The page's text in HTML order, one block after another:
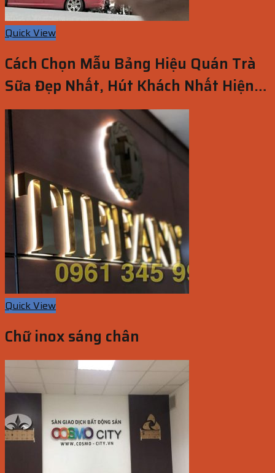
Quick View
Cách Chọn Mẫu Bảng Hiệu Quán Trà
Sữa Đẹp Nhất, Hút Khách Nhất Hiện
Nay
Quick View
Chữ inox sáng chân